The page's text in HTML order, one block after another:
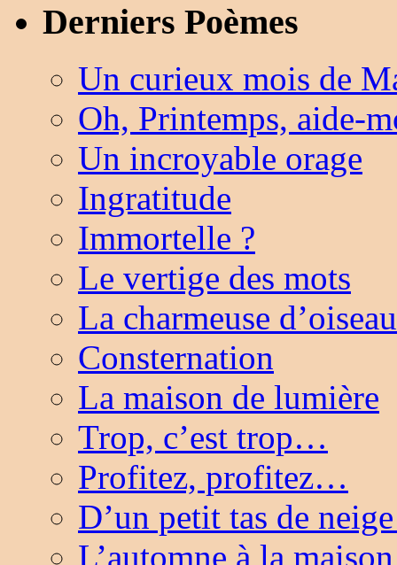
Derniers Poèmes
Un curieux mois de
Oh, Printemps, aide-
Un incroyable orage
Ingratitude
Immortelle ?
Le vertige des mots
La charmeuse
Consternation
La maison de lumière
Trop, c’est trop…
Profitez, profitez…
D’un petit tas de
L’automne à la maison